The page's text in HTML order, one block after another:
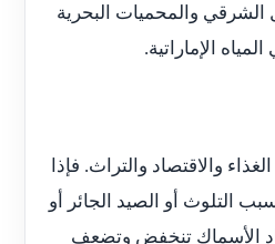
والمحميات البحرية
الإماراتية.
والاقتصاد والتراث. فإذا
التلوث أو الصيد الجائر أو
الأسماك تنخفض وتضعف